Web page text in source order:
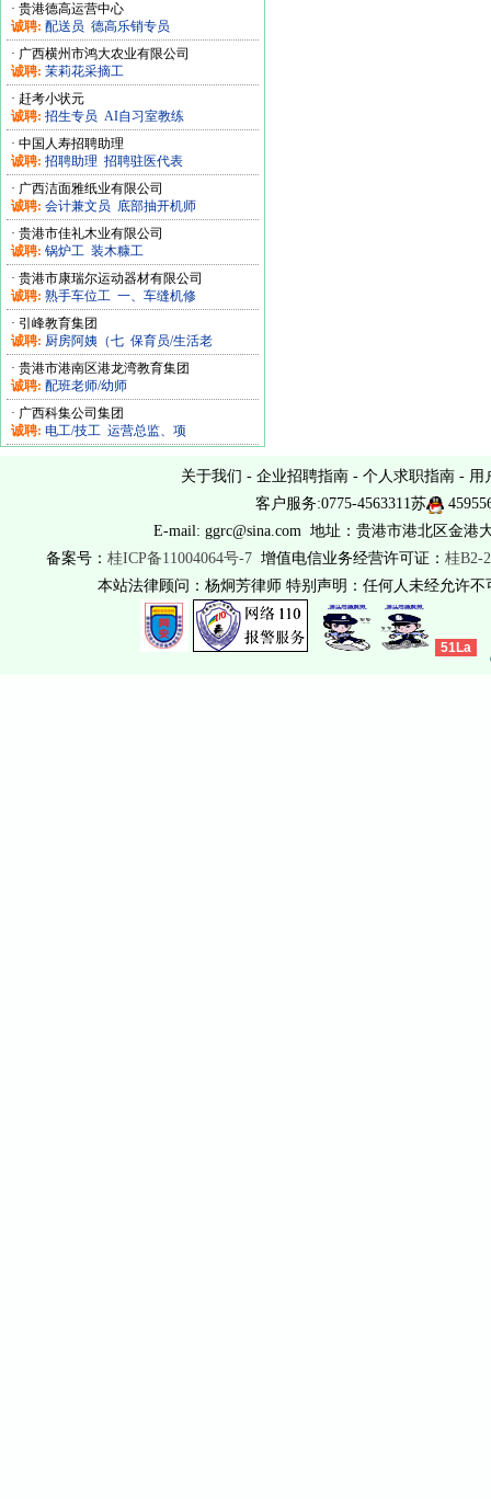
· 贵港德高运营中心
诚聘: 配送员 德高乐销专员
· 广西横州市鸿大农业有限公司
诚聘: 茉莉花采摘工
· 赶考小状元
诚聘: 招生专员 AI自习室教练
· 中国人寿招聘助理
诚聘: 招聘助理 招聘驻医代表
· 广西洁面雅纸业有限公司
诚聘: 会计兼文员 底部抽开机师
· 贵港市佳礼木业有限公司
诚聘: 锅炉工 装木糠工
· 贵港市康瑞尔运动器材有限公司
诚聘: 熟手车位工 一、车缝机修
· 引峰教育集团
诚聘: 厨房阿姨（七 保育员/生活老
· 贵港市港南区港龙湾教育集团
诚聘: 配班老师/幼师
· 广西科集公司集团
诚聘: 电工/技工 运营总监、项
关于我们 - 企业招聘指南 - 个人求职指南 - 用
客户服务:0775-4563311苏
E-mail: ggrc@sina.com 地址：贵港市港北区金港
备案号： 桂ICP备11004064号-7增值电信业务经营许可证： 桂B2-
本站法律顾问：杨炯芳律师 特别声明：任何人未经允许
51La